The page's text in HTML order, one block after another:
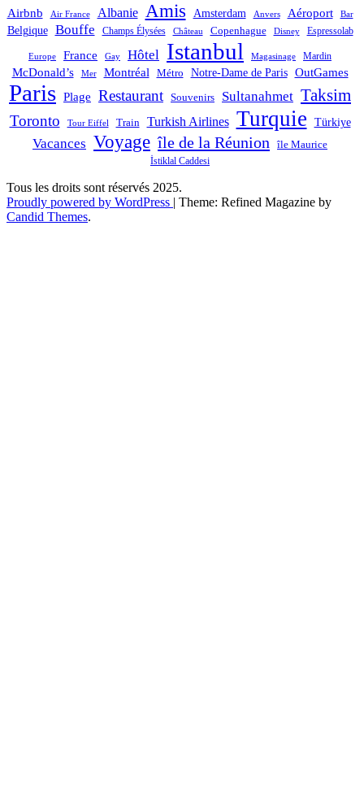
Airbnb Air France Albanie Amis Amsterdam Anvers Aéroport Bar
Belgique Bouffe Champs Élysées Château Copenhague Disney Espressolab
Europe France Gay Hôtel Istanbul Magasinage Mardin
McDonald’s Mer Montréal Métro Notre-Dame de Paris OutGames
Paris Plage Restaurant Souvenirs Sultanahmet Taksim
Toronto Tour Eiffel Train Turkish Airlines Turquie Türkiye
Vacances Voyage île de la Réunion
île Maurice
İstiklal Caddesi
Tous les droits sont réservés 2025.
Proudly powered by WordPress | Theme: Refined Magazine by
Candid Themes.